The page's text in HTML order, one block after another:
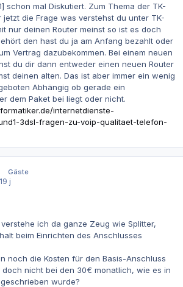
schon mal Diskutiert. Zum Thema der TK-
jetzt die Frage was verstehst du unter TK-
nur deinen Router meinst so ist es doch
den hast du ja am Anfang bezahlt oder
Vertrag dazubekommen. Bei einem neuen
du dir dann entweder einen neuen Router
deinen alten. Das ist aber immer ein wenig
Abhängig ob gerade ein
dem Paket bei liegt oder nicht.
internetdienste-
3dsl-fragen-zu-voip-qualitaet-telefon-
Gäste
19 j
ich da ganze Zeug wie Splitter,
beim Einrichten des Anschlusses
noch die Kosten für den Basis-Anschluss
nicht bei den 30€ monatlich, wie es in
wurde?